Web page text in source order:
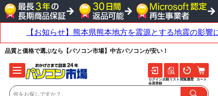
品質と価格で選ぶなら【パソコン市場】中古パソコンが安い！
ログイン
会員登録
比較リスト 閲覧履歴 カート